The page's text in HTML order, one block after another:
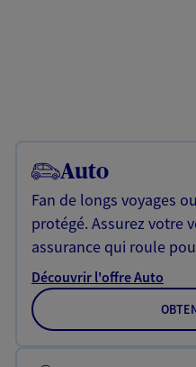
Auto
Fan de longs voyages
protégé. Assurez votre
assurance qui roule
Découvrir l'offre Auto